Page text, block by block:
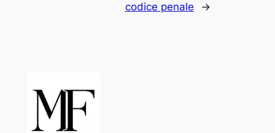
codice penale
→